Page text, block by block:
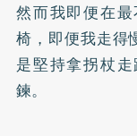
然而我即便在
椅，即便我走得
是堅持拿拐杖
鍊。